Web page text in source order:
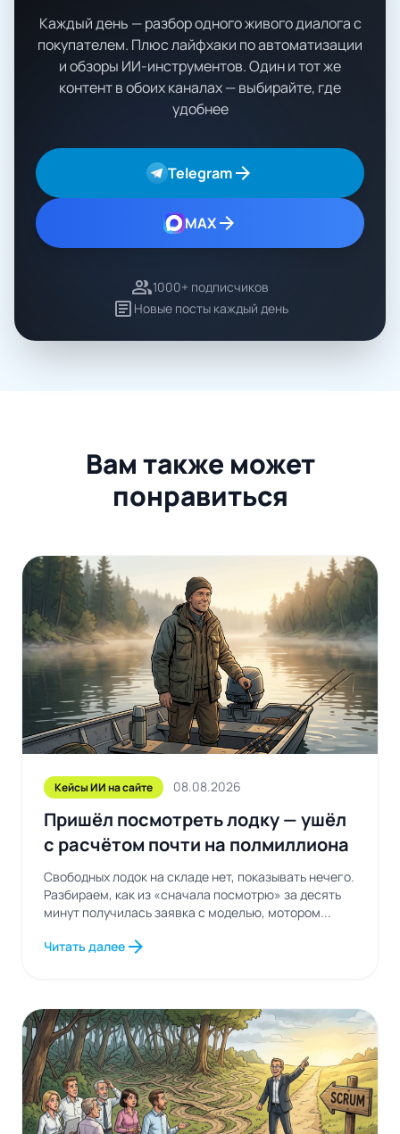
Каждый день — разбор одного живого диалога с
покупателем. Плюс лайфхаки по автоматизации
и обзоры ИИ-инструментов. Один и тот же
контент в обоих каналах — выбирайте, где
удобнее
Telegramarrow_forward
MAXarrow_forward
group1000+ подписчиков
article Новые посты каждый день
Вам также может
понравиться
Кейсы ИИ на сайте 08.08.2026
Пришёл посмотреть лодку — ушёл
с расчётом почти на полмиллиона
Свободных лодок на складе нет, показывать нечего.
Разбираем, как из «сначала посмотрю» за десять
минут получилась заявка с моделью, мотором...
Читать далее arrow_forward